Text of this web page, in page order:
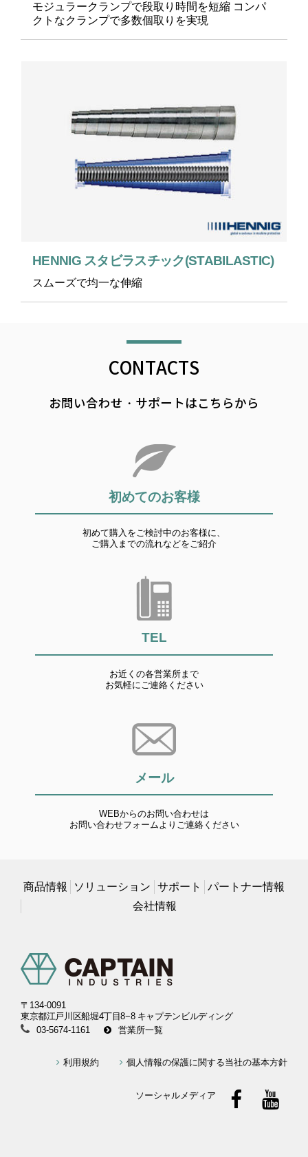
モジュラークランプで段取り時間を短縮 コンパ
クトなクランプで多数個取りを実現
HENNIG スタビラスチック(STABILASTIC)
スムーズで均一な伸縮
CONTACTS
お問い合わせ・サポートはこちらから
初めてのお客様
初めて購入をご検討中のお客様に、
ご購入までの流れなどをご紹介
TEL
お近くの各営業所まで
お気軽にご連絡ください
メール
WEBからのお問い合わせは
お問い合わせフォームよりご連絡ください
商品情報 ソリューション サポート
パートナー情報
会社情報
〒134-0091
東京都江戸川区船堀4丁目8−8 キャプテンビルディング
03-5674-1161
営業所一覧
利用規約 個人情報の保護に関する当社の基本方針
ソーシャルメディア